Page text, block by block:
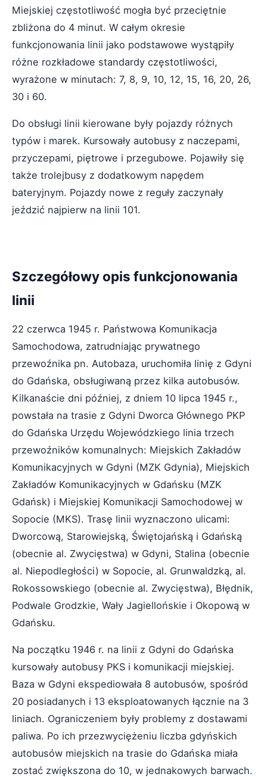
Miejskiej częstotliwość mogła być przeciętnie
zbliżona do 4 minut. W całym okresie
funkcjonowania linii jako podstawowe wystąpiły
różne rozkładowe standardy częstotliwości,
wyrażone w minutach: 7, 8, 9, 10, 12, 15, 16, 20, 26,
30 i 60.
Do obsługi linii kierowane były pojazdy różnych
typów i marek. Kursowały autobusy z naczepami,
przyczepami, piętrowe i przegubowe. Pojawiły się
także trolejbusy z dodatkowym napędem
bateryjnym. Pojazdy nowe z reguły zaczynały
jeździć najpierw na linii 101.
Szczegółowy opis funkcjonowania
linii
22 czerwca 1945 r. Państwowa Komunikacja
Samochodowa, zatrudniając prywatnego
przewoźnika pn. Autobaza, uruchomiła linię z Gdyni
do Gdańska, obsługiwaną przez kilka autobusów.
Kilkanaście dni później, z dniem 10 lipca 1945 r.,
powstała na trasie z Gdyni Dworca Głównego PKP
do Gdańska Urzędu Wojewódzkiego linia trzech
przewoźników komunalnych: Miejskich Zakładów
Komunikacyjnych w Gdyni (MZK Gdynia), Miejskich
Zakładów Komunikacyjnych w Gdańsku (MZK
Gdańsk) i Miejskiej Komunikacji Samochodowej w
Sopocie (MKS). Trasę linii wyznaczono ulicami:
Dworcową, Starowiejską, Świętojańską i Gdańską
(obecnie al. Zwycięstwa) w Gdyni, Stalina (obecnie
al. Niepodległości) w Sopocie, al. Grunwaldzką, al.
Rokossowskiego (obecnie al. Zwycięstwa), Błędnik,
Podwale Grodzkie, Wały Jagiellońskie i Okopową w
Gdańsku.
Na początku 1946 r. na linii z Gdyni do Gdańska
kursowały autobusy PKS i komunikacji miejskiej.
Baza w Gdyni ekspediowała 8 autobusów, spośród
20 posiadanych i 13 eksploatowanych łącznie na 3
liniach. Ograniczeniem były problemy z dostawami
paliwa. Po ich przezwyciężeniu liczba gdyńskich
autobusów miejskich na trasie do Gdańska miała
zostać zwiększona do 10, w jednakowych barwach.